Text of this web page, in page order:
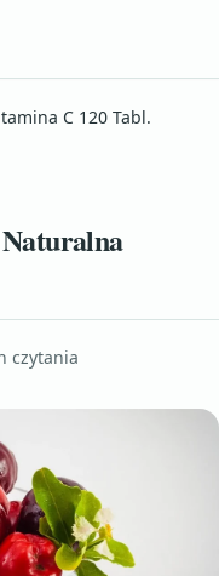
C 120 Tabl.
czytania